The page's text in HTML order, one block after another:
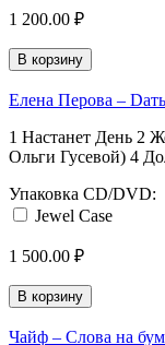
1 200.00 ₽
В корзину
Елена Перова ‎–
1 Настанет День 2
Ольги Гусевой) 4
Упаковка CD/DVD:
Jewel Case
1 500.00 ₽
В корзину
Чайф ‎– Слова на